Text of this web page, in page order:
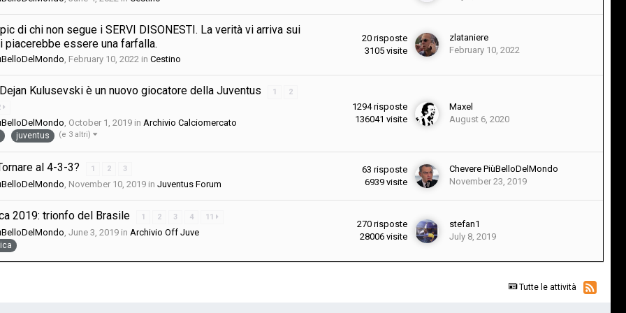
di chi non segue i SERVI DISONESTI. La verità vi arriva sui
piacerebbe essere una farfalla.
, February 10, 2022 in Cestino
20 risposte
3105 visite
zlataniere
February 10, 2022
Kulusevski è un nuovo giocatore della Juventus 1
2
, October 1, 2019 in Archivio Calciomercato
juventus (e 3 altri)
1294 risposte
136041 visite
Maxel
August 6, 2020
al 4-3-3? 1 2 3
, November 10, 2019 in Juventus Forum
63 risposte
6939 visite
Chevere PiùBelloDelMondo
November 23, 2019
2019: trionfo del Brasile 1 2 3 4 11
, June 3, 2019 in Archivio Off Juve
270 risposte
28006 visite
stefan1
July 8, 2019
Tutte le attività